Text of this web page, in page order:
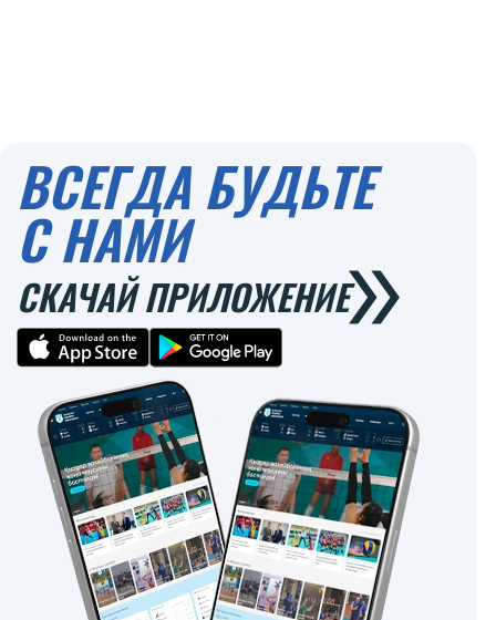
ВСЕГДА БУДЬТЕ
С НАМИ
СКАЧАЙ ПРИЛОЖЕНИЕ